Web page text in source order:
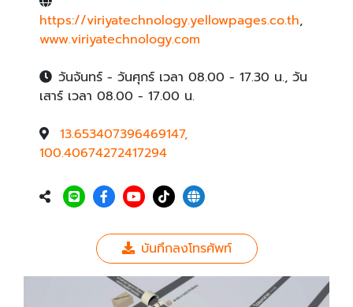
https://viriyatechnology.yellowpages.co.th,
www.viriyatechnology.com
วันจันทร์ - วันศุกร์ เวลา 08.00 - 17.30 น., วัน
เสาร์ เวลา 08.00 - 17.00 น.
13.653407396469147,
100.40674272417294
บันทึกลงโทรศัพท์